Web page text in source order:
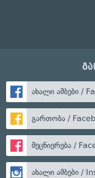
ახალი ამბები /
გართობა /
მეცნიერება /
ახალი ამბები /